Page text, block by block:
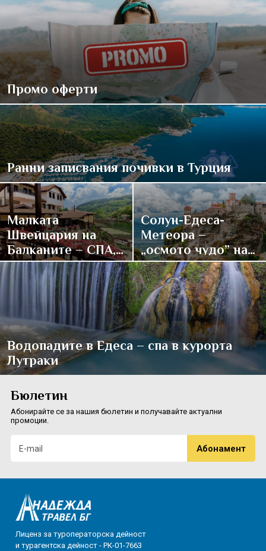
Промо оферти
Ранни записвания почивки в Турция
Малката
Швейцария на
Балканите – СПА,
традиции и купон
Солун-Едеса-
Метеора –
„осмото чудо” на
върха на света
Водопадите в Едеса – спа в курорта
Лутраки
Бюлетин
Абонирайте се за нашия бюлетин и получавайте актуални
промоции.
Лиценз за туроператорска дейност
и турагентска дейност - РК-01-7663